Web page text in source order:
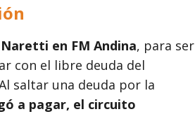
en FM Andina, para ser
con el libre deuda del
saltar una deuda por la
a pagar, el circuito